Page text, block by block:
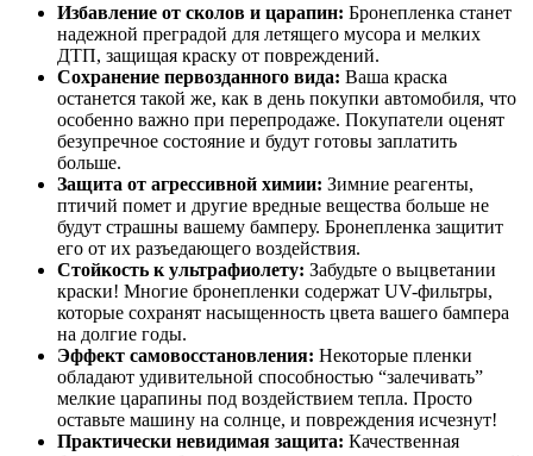
Избавление от сколов и царапин: Бронепленка станет
надежной преградой для летящего мусора и мелких
ДТП, защищая краску от повреждений.
Сохранение первозданного вида: Ваша краска
останется такой же, как в день покупки автомобиля, что
особенно важно при перепродаже. Покупатели оценят
безупречное состояние и будут готовы заплатить
больше.
Защита от агрессивной химии: Зимние реагенты,
птичий помет и другие вредные вещества больше не
будут страшны вашему бамперу. Бронепленка защитит
его от их разъедающего воздействия.
Стойкость к ультрафиолету: Забудьте о выцветании
краски! Многие бронепленки содержат UV-фильтры,
которые сохранят насыщенность цвета вашего бампера
на долгие годы.
Эффект самовосстановления: Некоторые пленки
обладают удивительной способностью “залечивать”
мелкие царапины под воздействием тепла. Просто
оставьте машину на солнце, и повреждения исчезнут!
Практически невидимая защита: Качественная